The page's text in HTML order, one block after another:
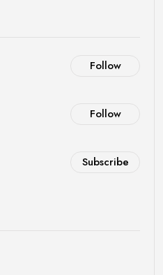
Follow
Follow
Subscribe